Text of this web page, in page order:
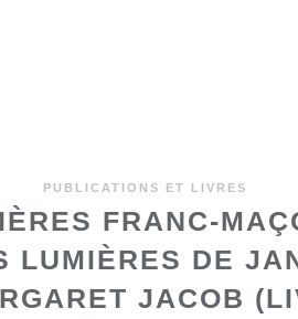
PUBLICATIONS ET LIVRES
FRANC-
LUMIÈRES DE
JACOB